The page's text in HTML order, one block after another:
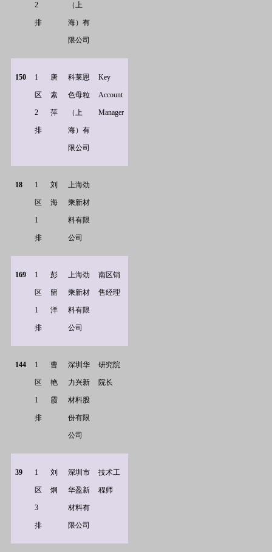
2
排
（上
海）有
限公司
150 1
区
2
排
唐
素
萍
科莱恩
色母粒
（上
海）有
限公司
Key
Account
Manager
18 1
区
1
排
刘
海
上海劲
乘新材
料有限
公司
169 1
区
1
排
彭
留
洋
上海劲
乘新材
料有限
公司
南区销
售经理
144 1
区
1
排
曹
艳
霞
深圳华
力兴新
材料股
份有限
公司
研究院
院长
39 1
区
3
排
刘
炯
深圳市
华盈新
材料有
限公司
技术工
程师